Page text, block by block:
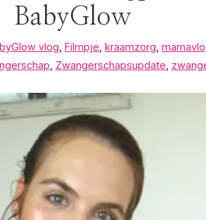
BabyGlow
vlog Filmpje kraamzorg
Zwangerschapsupdate